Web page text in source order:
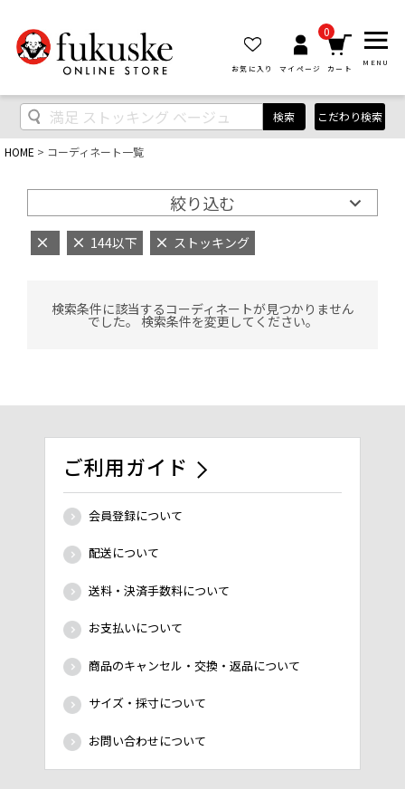
お気に入り マイページ
0
カート
MENU
検索 こだわり検索
HOME コーディネート一覧
絞り込む
144以下 ストッキング
検索条件に該当するコーディネートが見つかりません
でした。 検索条件を変更してください。
ご利用ガイド
会員登録について
配送について
送料・決済手数料について
お支払いについて
商品のキャンセル・交換・返品について
サイズ・採寸について
お問い合わせについて